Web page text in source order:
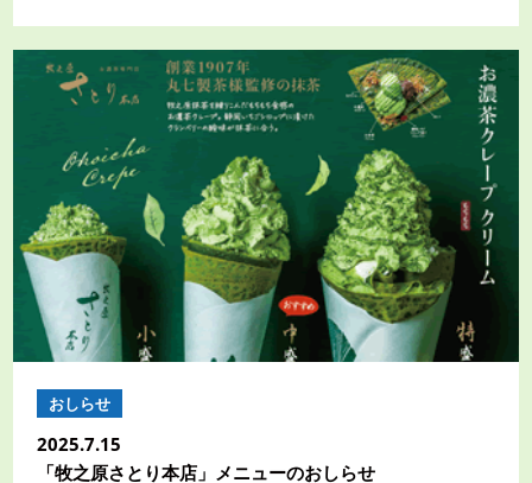
おしらせ
2025.7.15
「牧之原さとり本店」メニューのおしらせ